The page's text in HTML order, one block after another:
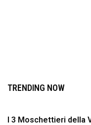
TRENDING NOW
I 3 Moschettieri della